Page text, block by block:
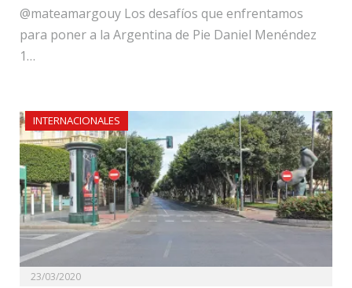
@mateamargouy Los desafíos que enfrentamos
para poner a la Argentina de Pie Daniel Menéndez
1…
INTERNACIONALES
23/03/2020